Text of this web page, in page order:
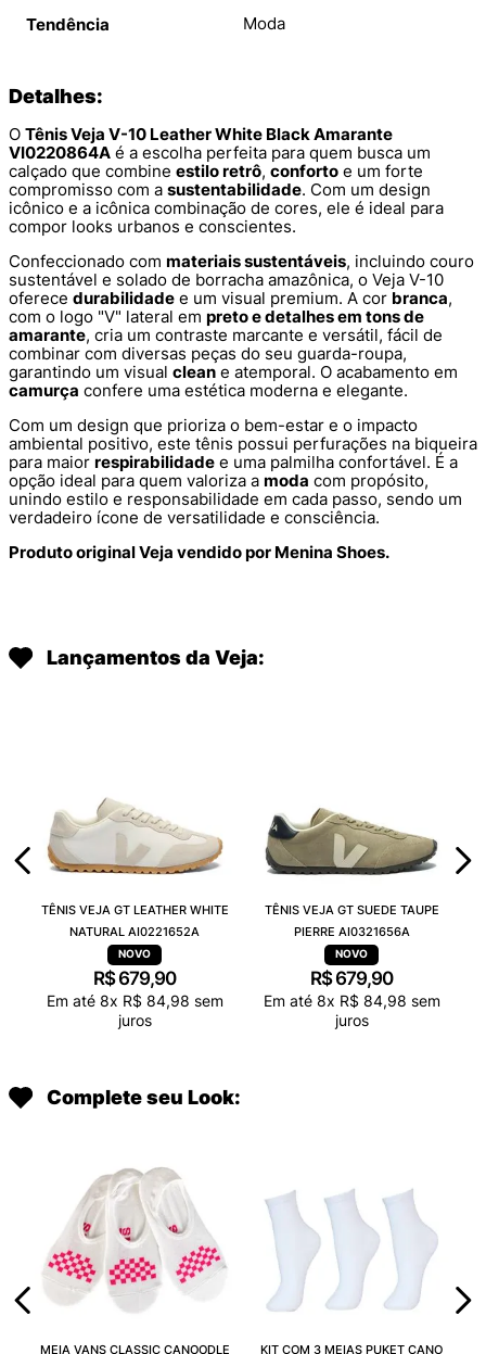
Tendência Moda
Detalhes:
O Tênis Veja V-10 Leather White Black Amarante
VI0220864A é a escolha perfeita para quem busca um
calçado que combine estilo retrô, conforto e um forte
compromisso com a sustentabilidade. Com um design
icônico e a icônica combinação de cores, ele é ideal para
compor looks urbanos e conscientes.
Confeccionado com materiais sustentáveis, incluindo couro
sustentável e solado de borracha amazônica, o Veja V-10
oferece durabilidade e um visual premium. A cor branca,
com o logo "V" lateral em preto e detalhes em tons de
amarante, cria um contraste marcante e versátil, fácil de
combinar com diversas peças do seu guarda-roupa,
garantindo um visual clean e atemporal. O acabamento em
camurça confere uma estética moderna e elegante.
Com um design que prioriza o bem-estar e o impacto
ambiental positivo, este tênis possui perfurações na biqueira
para maior respirabilidade e uma palmilha confortável. É a
opção ideal para quem valoriza a moda com propósito,
unindo estilo e responsabilidade em cada passo, sendo um
verdadeiro ícone de versatilidade e consciência.
Produto original Veja vendido por Menina Shoes.
Lançamentos da Veja:
TÊNIS VEJA GT LEATHER WHITE
NATURAL AI0221652A
R$ 679,90
Em até 8x R$ 84,98 sem
juros
TÊNIS VEJA GT SUEDE TAUPE
PIERRE AI0321656A
R$ 679,90
Em até 8x R$ 84,98 sem
juros
Complete seu Look:
MEIA VANS CLASSIC CANOODLE KIT COM 3 MEIAS PUKET CANO